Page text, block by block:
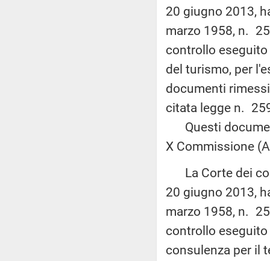
20 giugno 2013,
marzo 1958, n.
controllo
del turismo, per
documenti
citata legge n.
Questi
X Commissione
La Corte dei
20 giugno 2013,
marzo 1958, n.
controllo eseguito
consulenza per il